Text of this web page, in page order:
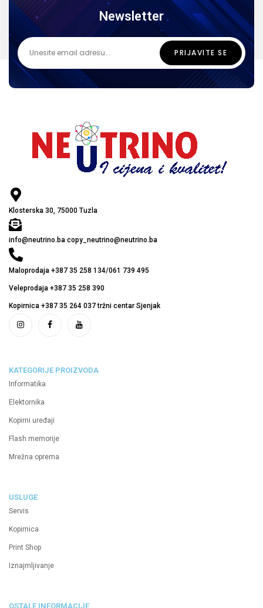
Newsletter
Klosterska 30, 75000 Tuzla
info@neutrino.ba copy_neutrino@neutrino.ba
Maloprodaja +387 35 258 134/061 739 495
Veleprodaja +387 35 258 390
Kopirnica +387 35 264 037 tržni centar Sjenjak
KATEGORIJE PROIZVODA
Informatika
Elektornika
Kopirni uređaji
Flash memorije
Mrežna oprema
USLUGE
Servis
Kopirnica
Print Shop
Iznajmljivanje
OSTALE INFORMACIJE